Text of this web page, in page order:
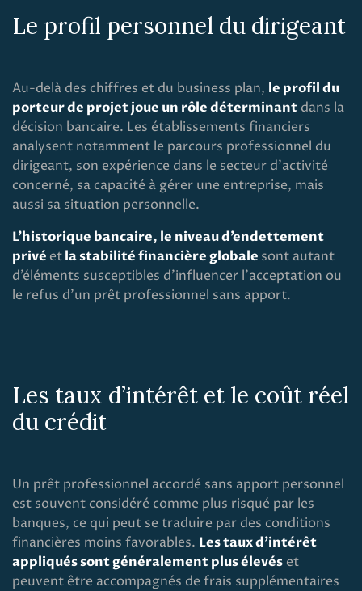
Le profil personnel du dirigeant
Au-delà des chiffres et du business plan, le profil du
porteur de projet joue un rôle déterminant dans la
décision bancaire. Les établissements financiers
analysent notamment le parcours professionnel du
dirigeant, son expérience dans le secteur d’activité
concerné, sa capacité à gérer une entreprise, mais
aussi sa situation personnelle.
L’historique bancaire, le niveau d’endettement
privé etla stabilité financière globale sont autant
d’éléments susceptibles d’influencer l’acceptation ou
le refus d’un prêt professionnel sans apport.
Les taux d’intérêt et le coût réel
du crédit
Un prêt professionnel accordé sans apport personnel
est souvent considéré comme plus risqué par les
banques, ce qui peut se traduire par des conditions
financières moins favorables. Les taux d’intérêt
appliqués sont généralement plus élevés et
peuvent être accompagnés de frais supplémentaires